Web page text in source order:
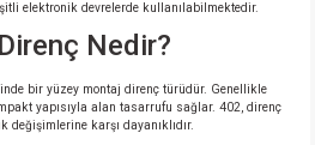
elektronik devrelerde kullanılabilmektedir.
Nedir?
bir yüzey montaj direnç türüdür. Genellikle
yapısıyla alan tasarrufu sağlar. 402, direnç
değişimlerine karşı dayanıklıdır.